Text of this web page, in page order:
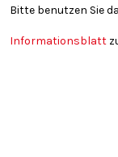
Bitte benutzen Sie
Informationsblatt